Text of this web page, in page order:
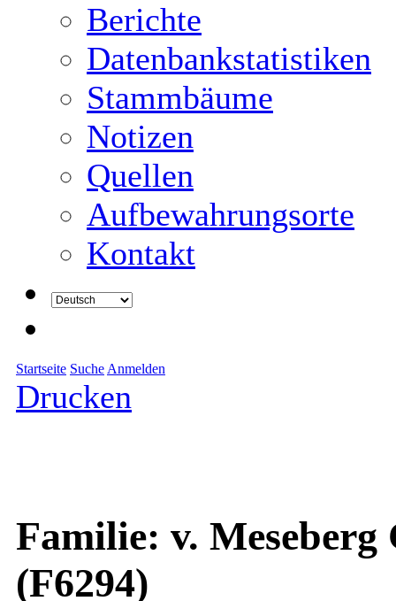
Berichte
Datenbankstatistiken
Stammbäume
Notizen
Quellen
Aufbewahrungsorte
Kontakt
Startseite Suche Anmelden
Drucken
Familie: v.
(F6294)